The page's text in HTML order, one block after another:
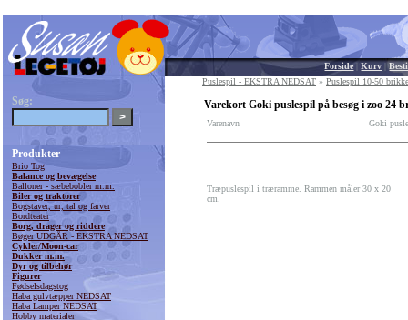
Forside|Kurv |
Søg:
Produkter
Brio Tog
Balance og bevægelse
Balloner - sæbebobler m.m.
Biler og traktorer
Bogstaver, ur, tal og farver
Bordteater
Borg, drager og riddere
Bøger UDGÅR - EKSTRA NEDSAT
Cykler/Moon-car
Dukker m.m.
Dyr og tilbehør
Figurer
Fødselsdagstog
Haba gulvtæpper NEDSAT
Haba Lamper NEDSAT
Hobby materialer
Puslespil - EKSTRA NEDSAT » Puslespil 10-50
Varekort Goki puslespil på besøg i zoo 24
Varenavn Goki
Træpuslespil i træramme. Rammen måler 30 x 20
cm.